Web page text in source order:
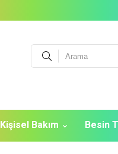
Kişisel Bakım Besin